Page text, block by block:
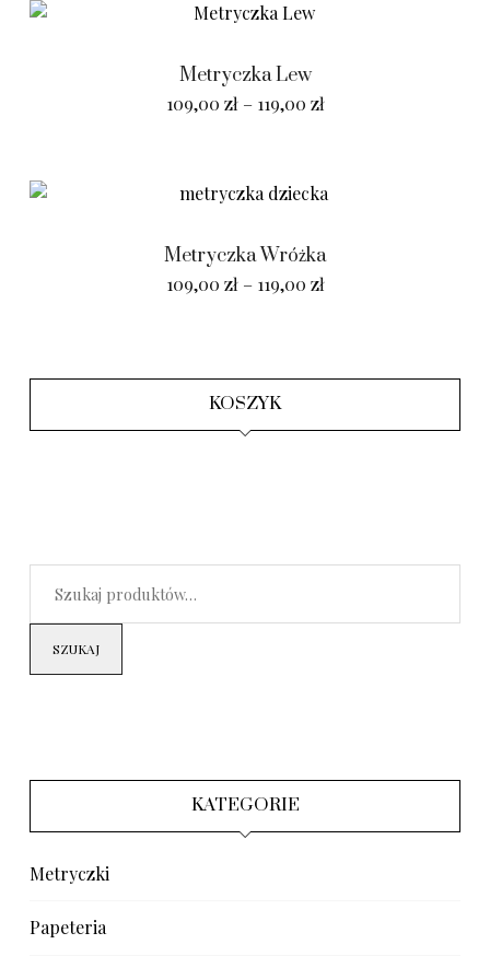
Metryczka Lew
109,00 zł – 119,00 zł
Metryczka Wróżka
109,00 zł – 119,00 zł
KOSZYK
SZUKAJ
KATEGORIE
Metryczki
Papeteria